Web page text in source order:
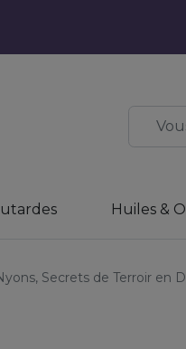
Huiles &
Secrets de Terroir en